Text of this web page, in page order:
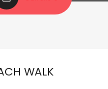
WALK